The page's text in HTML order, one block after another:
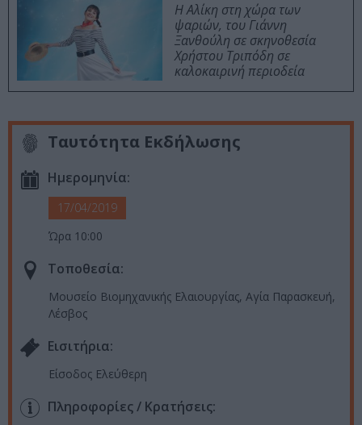
Η Αλίκη στη χώρα των
ψαριών, του Γιάννη
Ξανθούλη σε σκηνοθεσία
Χρήστου Τριπόδη σε
καλοκαιρινή περιοδεία
Ταυτότητα Εκδήλωσης
Ημερομηνία:
17/04/2019
Ώρα 10:00
Τοποθεσία:
Μουσείο Βιομηχανικής Ελαιουργίας, Αγία Παρασκευή,
Λέσβος
Eισιτήρια:
Είσοδος Ελεύθερη
Πληροφορίες / Κρατήσεις: